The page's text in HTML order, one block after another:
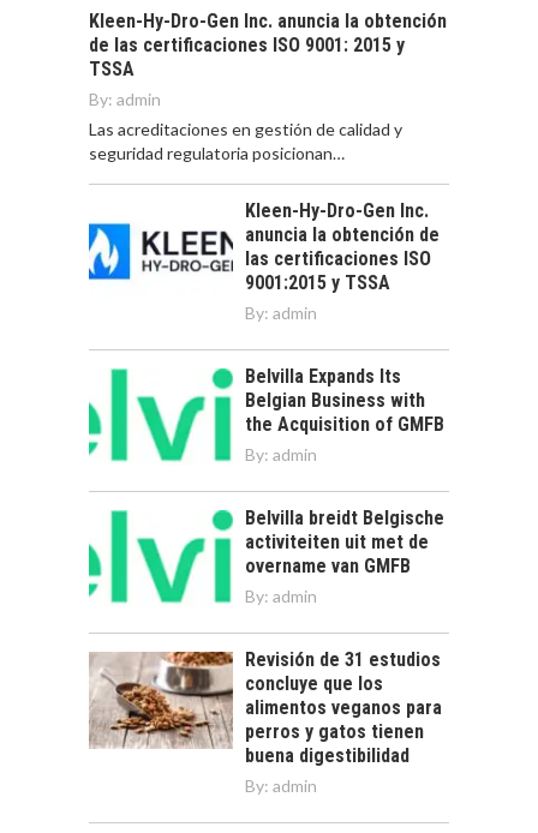
Kleen-Hy-Dro-Gen Inc. anuncia la obtención
de las certificaciones ISO 9001: 2015 y
TSSA
By: admin
Las acreditaciones en gestión de calidad y
seguridad regulatoria posicionan…
Kleen-Hy-Dro-Gen Inc.
anuncia la obtención de
las certificaciones ISO
9001:2015 y TSSA
By: admin
Belvilla Expands Its
Belgian Business with
the Acquisition of GMFB
By: admin
Belvilla breidt Belgische
activiteiten uit met de
overname van GMFB
By: admin
Revisión de 31 estudios
concluye que los
alimentos veganos para
perros y gatos tienen
buena digestibilidad
By: admin